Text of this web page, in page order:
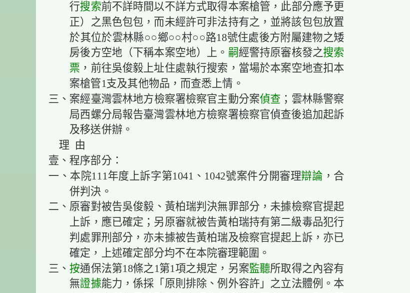
行搜索前不詳時間以不詳方式取得本案槍管，此部分應予更
正）之黑色包包，而未經許可非法持有之，並將該包包放置
於其位於雲林縣○○鄉○○村○○路18號住處後方附屬建物之矮
房後方空地（下稱本案空地）上。 嗣經警持原審核發之搜索
票 ，前往吳俊毅上址住處執行搜索，當場於本案空地查扣本
案槍管1支及其他物品，而查悉上情。
三、案經臺灣雲林地方檢察署檢察官主動分案偵查 ；雲林縣警察
局西螺分局報告臺灣雲林地方檢察署檢察官偵查後追加起訴
及移送併辦。
理 由
壹、程序部分：
一、本院111年度上訴字第1041、1042號案件分開審理辯論 ，合
併判決。
二、原審對被告吳俊毅、黃柏瑞判決無罪部分，未據檢察官提起
上訴，應已確定；另原審就被告黃柏瑞持有第二級毒品犯行
判處罪刑部分，亦未據被告黃柏瑞及檢察官提起上訴，亦已
確定，上述確定部分均不在本院審理範圍。
三、按通保法第18條之1第1項之規定，另案監聽所取得之內容有
無證據能力，係採「原則排除、例外容許」之立法體例。本